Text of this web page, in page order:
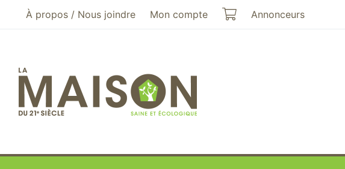
Aller au menu principal
Aller au contenu principal
À propos / Nous joindre Mon compte Mon panier
Annonceurs